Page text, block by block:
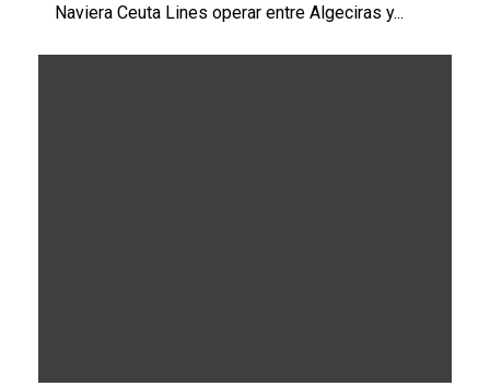
Naviera Ceuta Lines operar entre Algeciras y...